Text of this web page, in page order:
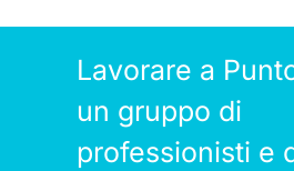
Lavorare a
un gruppo di
professionisti e